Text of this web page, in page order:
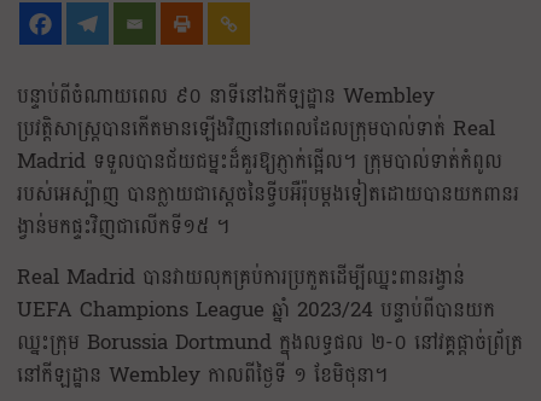
បន្ទាប់ពីចំណាយពេល ៩០ នាទីនៅឯកីឡដ្ឋាន Wembley
ប្រវត្តិសាស្ត្របានកើតមានឡើងវិញនៅពេលដែលក្រុមបាល់ទាត់ Real
Madrid ទទួលបានជ័យជម្នះដ៏គួរឱ្យភ្ញាក់ផ្អើល។ ក្រុមបាល់ទាត់កំពូល
របស់អេស្ប៉ាញ បានក្លាយជាស្ដេចនៃទ្វីបអឺរ៉ុបម្តងទៀតដោយបានយកពានរ
ង្វាន់មកផ្ទះវិញជាលើកទី១៥ ។
Real Madrid បានវាយលុកគ្រប់ការប្រកួតដើម្បីឈ្នះពានរង្វាន់
UEFA Champions League ឆ្នាំ 2023/24 បន្ទាប់ពីបានយក
ឈ្នះក្រុម Borussia Dortmund ក្នុងលទ្ធផល ២-០ នៅវគ្គផ្តាច់ព្រ័ត្រ
នៅកីឡដ្ឋាន Wembley កាលពីថ្ងៃទី ១ ខែមិថុនា។